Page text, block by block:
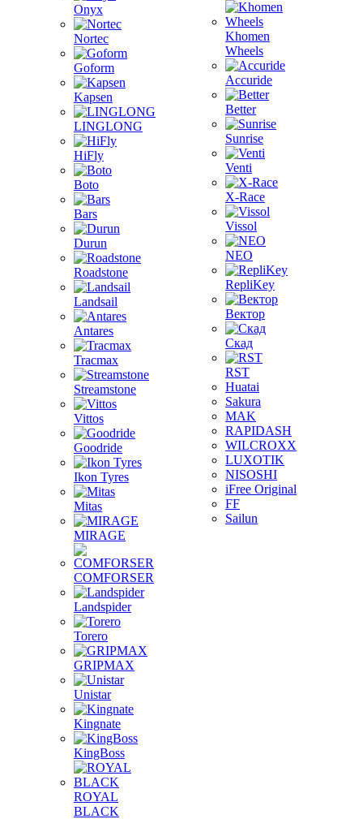
Onyx
Nortec
Goform
Kapsen
LINGLONG
HiFly
Boto
Bars
Durun
Roadstone
Landsail
Antares
Tracmax
Streamstone
Vittos
Goodride
Ikon Tyres
Mitas
MIRAGE
COMFORSER
Landspider
Torero
GRIPMAX
Unistar
Kingnate
KingBoss
ROYAL
BLACK
Khomen
Wheels
Accuride
Better
Sunrise
Venti
X-Race
Vissol
NEO
RepliKey
Вектор
Скад
RST
Huatai
Sakura
MAK
RAPIDASH
WILCROXX
LUXOTIK
NISOSHI
iFree Original
FF
Sailun